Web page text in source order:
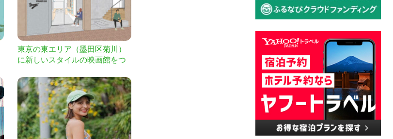
東京の東エリア（墨田区菊川）
に新しいスタイルの映画館をつ
す！